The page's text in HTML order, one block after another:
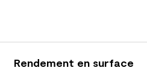
Rendement en surface